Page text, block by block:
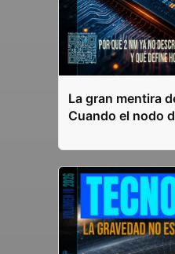
La gran mentira
Cuando el nodo